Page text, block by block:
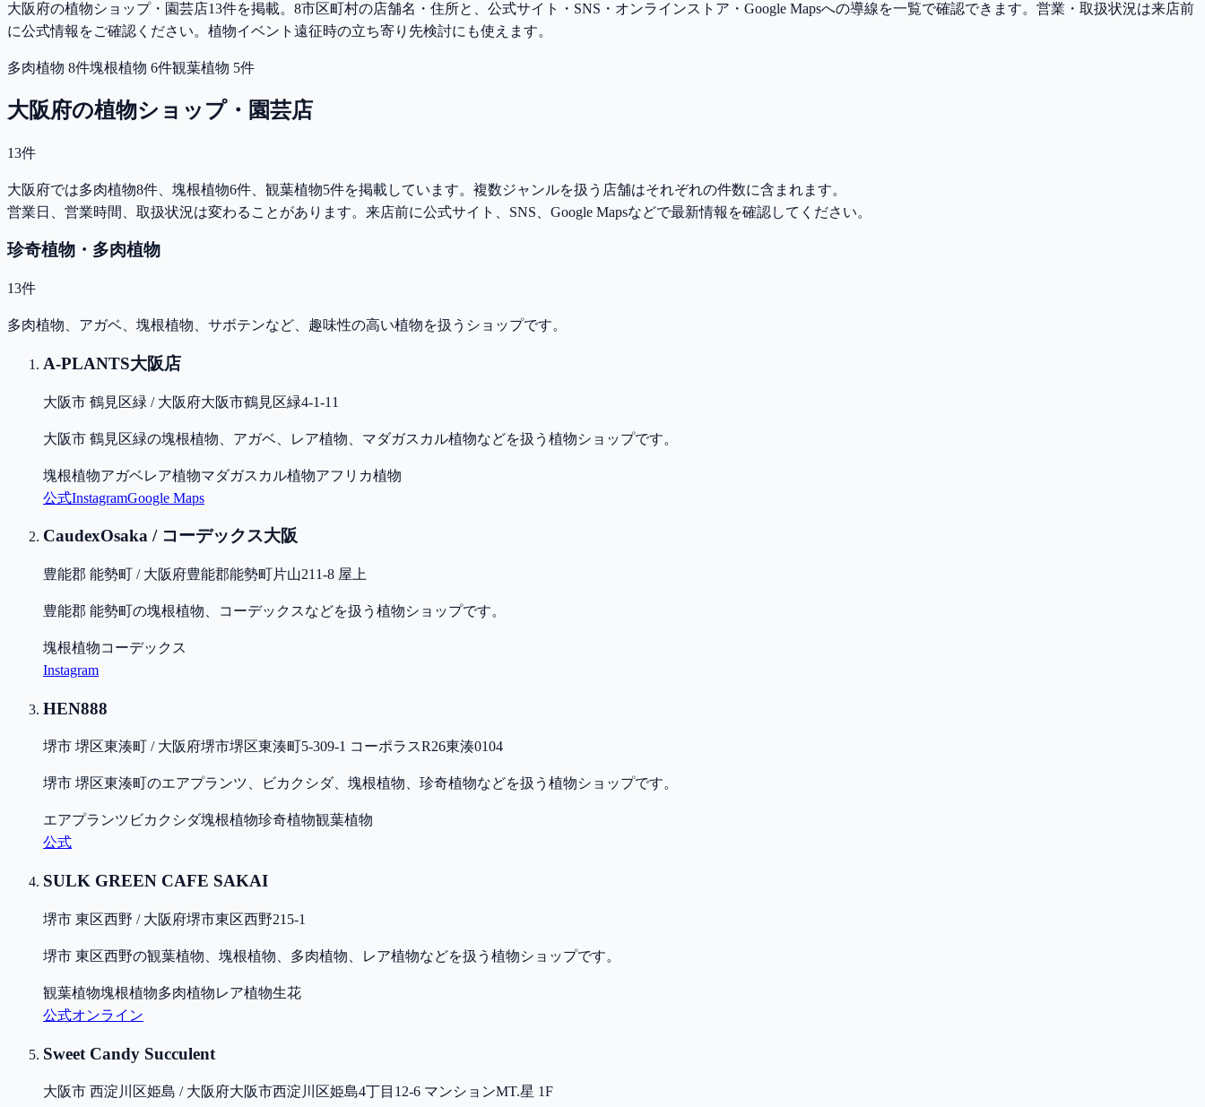
大阪府の植物ショップ・園芸店13件を掲載。8市区町村の店舗名・住所と、公式サイト・SNS・オンラインストア・Google Mapsへの導線を一覧で確認できます。営業・取扱状況は来店前
に公式情報をご確認ください。 植物イベント遠征時の立ち寄り先検討にも使えます。
多肉植物 8件塊根植物 6件観葉植物 5件
大阪府の植物ショップ・園芸店
13件
大阪府では多肉植物8件、塊根植物6件、観葉植物5件を掲載しています。複数ジャンルを扱う店舗はそれぞれの件数に含まれます。
営業日、営業時間、取扱状況は変わることがあります。来店前に公式サイト、SNS、Google Mapsなどで最新情報を確認してください。
珍奇植物・多肉植物
13件
多肉植物、アガベ、塊根植物、サボテンなど、趣味性の高い植物を扱うショップです。
A-PLANTS大阪店
大阪市 鶴見区緑 / 大阪府大阪市鶴見区緑4-1-11
大阪市 鶴見区緑の塊根植物、アガベ、レア植物、マダガスカル植物などを扱う植物ショップです。
塊根植物アガベレア植物マダガスカル植物アフリカ植物
公式InstagramGoogle Maps
CaudexOsaka / コーデックス大阪
豊能郡 能勢町 / 大阪府豊能郡能勢町片山211-8 屋上
豊能郡 能勢町の塊根植物、コーデックスなどを扱う植物ショップです。
塊根植物コーデックス
Instagram
HEN888
堺市 堺区東湊町 / 大阪府堺市堺区東湊町5-309-1 コーポラスR26東湊0104
堺市 堺区東湊町のエアプランツ、ビカクシダ、塊根植物、珍奇植物などを扱う植物ショップです。
エアプランツ ビカクシダ塊根植物珍奇植物観葉植物
公式
SULK GREEN CAFE SAKAI
堺市 東区西野 / 大阪府堺市東区西野215-1
堺市 東区西野の観葉植物、塊根植物、多肉植物、レア植物などを扱う植物ショップです。
観葉植物塊根植物多肉植物レア植物生花
公式オンライン
Sweet Candy Succulent
大阪市 西淀川区姫島 / 大阪府大阪市西淀川区姫島4丁目12-6 マンションMT.星 1F